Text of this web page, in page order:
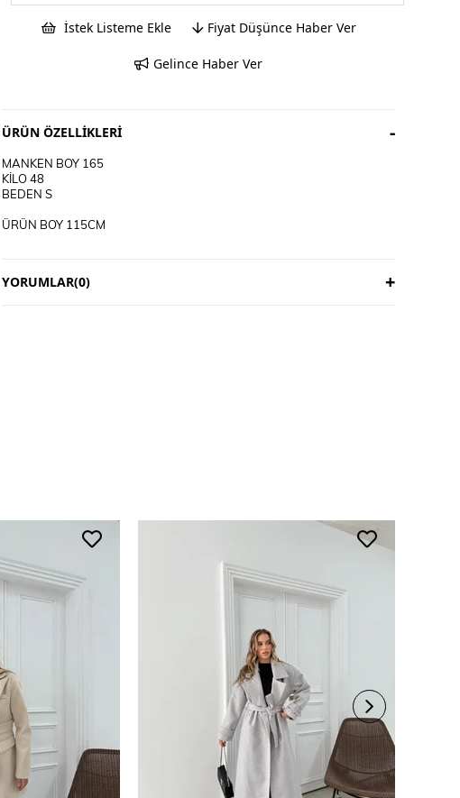
İstek Listeme Ekle Fiyat Düşünce Haber Ver
Gelince Haber Ver
ÜRÜN ÖZELLIKLERI
MANKEN BOY 165
KİLO 48
BEDEN S
ÜRÜN BOY 115CM
KARGO ALICIYA AİTTİR
YORUMLAR(0)